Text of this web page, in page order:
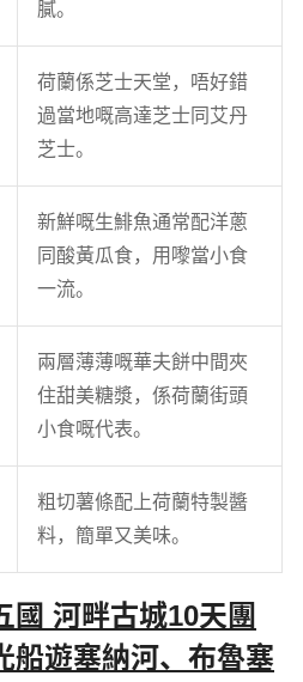
膩。
荷蘭係芝士天堂，唔好錯
過當地嘅高達芝士同艾丹
芝士。
新鮮嘅生鯡魚通常配洋蔥
同酸黃瓜食，用嚟當小食
一流。
兩層薄薄嘅華夫餅中間夾
住甜美糖漿，係荷蘭街頭
小食嘅代表。
粗切薯條配上荷蘭特製醬
料，簡單又美味。
國 河畔古城10天團
船遊塞納河、布魯塞